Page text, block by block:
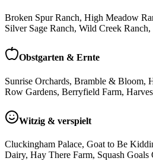
Broken Spur Ranch, High Meadow
Silver Sage Ranch, Wild Creek
Obstgarten & Ernte
Sunrise Orchards, Bramble & Bloom,
Row Gardens, Berryfield Farm,
Witzig & verspielt
Cluckingham Palace, Goat to Be
Dairy, Hay There Farm, Squash